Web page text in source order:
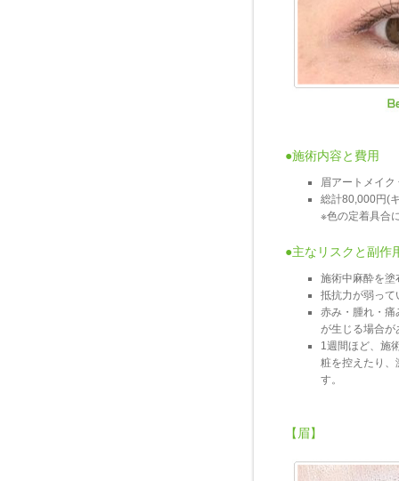
●施術内容と費用
眉アートメイク
総計80,000円(
※色の定着具合
●主なリスクと副作
施術中麻酔を塗
抵抗力が弱って
赤み・腫れ・痛
が生じる場合が
1週間ほど、施
粧を控えたり、
す。
【眉】